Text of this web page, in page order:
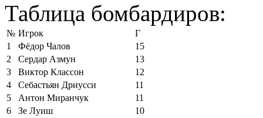
Таблица бомбардиров:
№ Игрок
Г
1
Фёдор Чалов
15
2
Сердар Азмун
13
3
Виктор Классон
12
4
Себастьян Дриусси
11
5
Антон Миранчук
11
6
Зе Луиш
10